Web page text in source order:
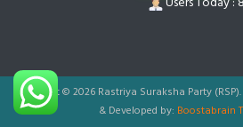
Copyright © 2026 Rastriya Suraksha Party
& Developed by: Boostabrain